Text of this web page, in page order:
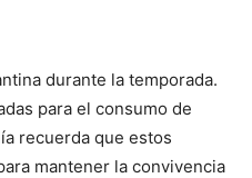
durante la temporada.
para el consumo de
recuerda que estos
mantener la convivencia